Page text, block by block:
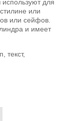
используют для
или
или сейфов.
и имеет
текст,